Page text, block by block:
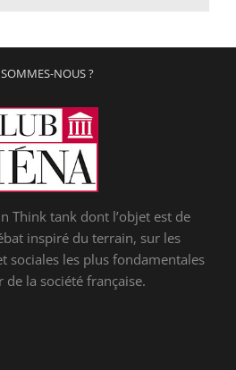
NOUS ?
Think tank dont l’objet est de
inspiré du terrain, sur les
sociales les plus fondamentales
de la société française.